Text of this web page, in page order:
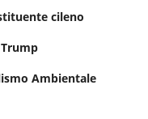
cileno
Ambientale